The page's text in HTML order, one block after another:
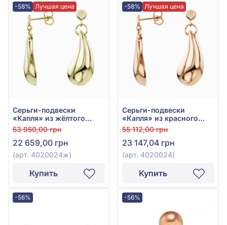
-58% Лучшая цена
Серьги-подвески
«Капля» из жёлтого
золота 585°, арт.
4020024ж
53 950,00 грн
22 659,00 грн
(арт. 4020024ж)
Купить
-58% Лучшая цена
Серьги-подвески
«Капля» из красного
золота 585° без вставки,
арт. 4020024
55 112,00 грн
23 147,04 грн
(арт. 4020024)
Купить
-56% -56%